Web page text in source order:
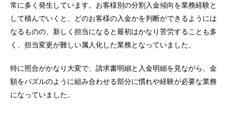
常に多く発生しています。お客様別の分割入金傾向を業務経験と
して積んでいくと、どのお客様の入金かを判断ができるようには
なるものの、新しく担当になると最初はかなり苦労することも多
く、担当変更が難しい属人化した業務となっていました。
特に照合がかなり大変で、請求書明細と入金明細を見ながら、金
額をパズルのように組み合わせる部分に慣れや経験が必要な業務
になっていました。